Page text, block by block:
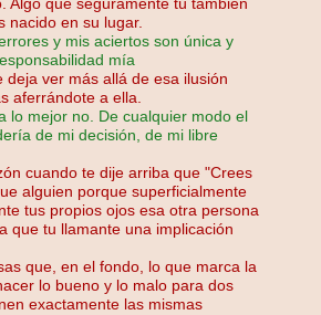
nacido en su lugar.
y mis aciertos son única y
mía
deja ver más allá de esa ilusión
aferrándote a ella.
lo mejor no. De cualquier modo el
de mi decisión, de mi libre
cuando te dije arriba que "Crees
alguien porque superficialmente
tus propios ojos esa otra persona
que tu llamante una implicación
que, en el fondo, lo que marca la
lo bueno y lo malo para dos
exactamente las mismas